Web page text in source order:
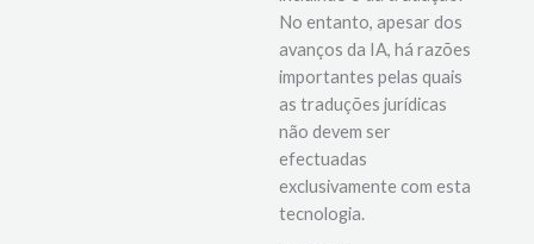
No entanto, apesar dos
avanços da IA, há razões
importantes pelas quais
as traduções jurídicas
não devem ser
efectuadas
exclusivamente com esta
tecnologia.